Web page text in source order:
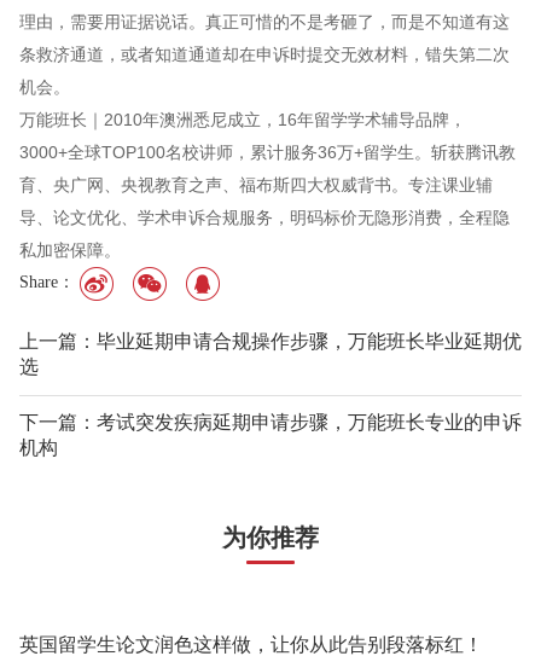
理由，需要用证据说话。真正可惜的不是考砸了，而是不知道有这
条救济通道，或者知道通道却在申诉时提交无效材料，错失第二次
机会。
万能班长｜2010年澳洲悉尼成立，16年留学学术辅导品牌，
3000+全球TOP100名校讲师，累计服务36万+留学生。斩获腾讯教
育、央广网、央视教育之声、福布斯四大权威背书。专注课业辅
导、论文优化、学术申诉合规服务，明码标价无隐形消费，全程隐
私加密保障。
Share：
上一篇：毕业延期申请合规操作步骤，万能班长毕业延期优
选
下一篇：考试突发疾病延期申请步骤，万能班长专业的申诉
机构
为你推荐
英国留学生论文润色这样做，让你从此告别段落标红！